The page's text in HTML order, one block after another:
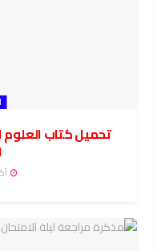
تحميل كتاب العلوم